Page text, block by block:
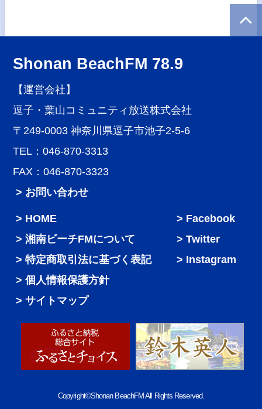
Shonan BeachFM 78.9
【運営会社】
逗子・葉山コミュニティ放送株式会社
〒249-0003 神奈川県逗子市池子2-5-6
TEL：046-870-3313
FAX：046-870-3323
> お問い合わせ
HOME
湘南ビーチFMについて
特定商取引法に基づく表記
個人情報保護方針
サイトマップ
Facebook
Twitter
Instagram
Copyright©Shonan BeachFM All Rights Reserved.